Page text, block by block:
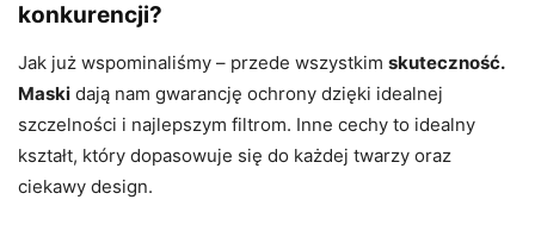
konkurencji?
Jak już wspominaliśmy – przede wszystkim skuteczność.
Maski dają nam gwarancję ochrony dzięki idealnej
szczelności i najlepszym filtrom. Inne cechy to idealny
kształt, który dopasowuje się do każdej twarzy oraz
ciekawy design.